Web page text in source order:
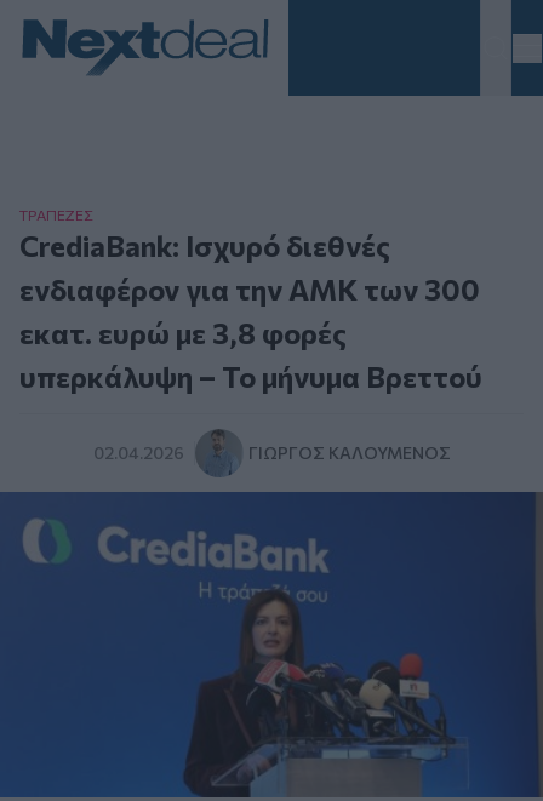
ΤΡAΠΕΖΕΣ
CrediaBank: Ισχυρό διεθνές
ενδιαφέρον για την ΑΜΚ των 300
εκατ. ευρώ με 3,8 φορές
υπερκάλυψη – Το μήνυμα Βρεττού
02.04.2026 ΓΙΏΡΓΟΣ ΚΑΛΟΎΜΕΝΟΣ